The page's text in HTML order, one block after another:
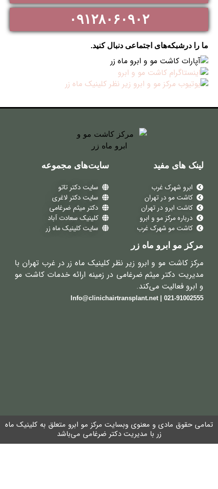
۰۹۱۲۸۰۶۰۹۰۲
ما را درشبکه‌های اجتماعی دنبال کنید.
لینک های مفید
ابرو شهرک غرب
کاشت مو در تهران
کاشت ابرو در تهران
درباره مرکز مو و ابرو
کاشت مو شهرک غرب
سایت‌های مجموعه
سایت دکتر تاتو
سایت دکتر لاغری
دکتر میثم ضرغامی
کلینیک سعادت آباد
سایت کلینیک ماه زر
مرکز مو ابرو ماه زر
مرکز کاشت مو و ابرو زیر نظر کلینیک ماه زر در غرب تهران با
مدیریت دکتر میثم ضرغامی در زمینه ارائه خدمات کاشت مو
و ابرو فعالیت می‌کند.
021-91002555 | Info@clinichairtransplant.net
تمامی حقوق مادی و معنوی وبسایت مرکز مو ابرو متعلق به کلینیک ماه
زر با مدیریت دکتر ضرغامی می‌باشد